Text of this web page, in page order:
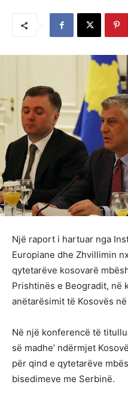
Një raport i hartuar nga
Europiane dhe Zhvillimin
qytetarëve kosovarë
Prishtinës e Beogradit, në
anëtarësimit të Kosovës në
Në një konferencë të
së madhe’ ndërmjet
për qind e qytetarëve
bisedimeve me Serbinë.